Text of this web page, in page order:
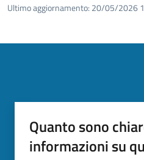
Ultimo aggiornamento: 20/05/2026
Quanto sono
informazioni su